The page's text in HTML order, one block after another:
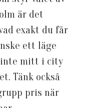
är det
exakt du får
ett läge
inte mitt i city
Tänk också
pris när